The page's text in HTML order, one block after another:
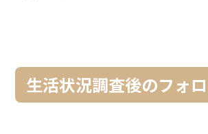
生活状況調査後のフォ